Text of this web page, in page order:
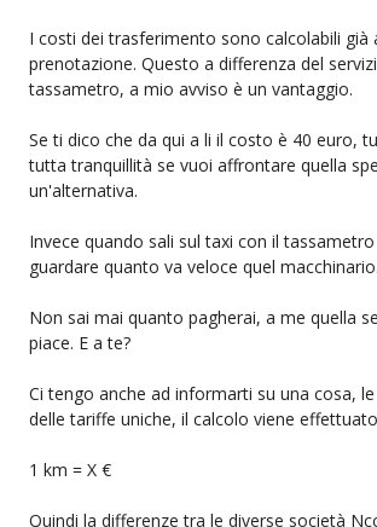
I costi dei trasferimento sono calcolabili già
prenotazione. Questo a differenza del
tassametro, a mio avviso è un vantaggio.
Se ti dico che da qui a li il costo è 40 euro,
tutta tranquillità se vuoi affrontare quella
un'alternativa.
Invece quando sali sul taxi con il
guardare quanto va veloce quel
Non sai mai quanto pagherai, a me quella
piace. E a te?
Ci tengo anche ad informarti su una cosa,
delle tariffe uniche, il calcolo viene
1 km = X €
Quindi la differenze tra le diverse società